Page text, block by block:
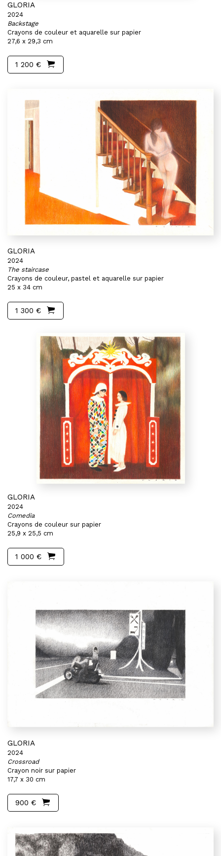
GLORIA
2024
Backstage
Crayons de couleur et aquarelle sur papier
27,6 x 29,3 cm
1 200 €
GLORIA
2024
The staircase
Crayons de couleur, pastel et aquarelle sur papier
25 x 34 cm
1 300 €
GLORIA
2024
Comedia
Crayons de couleur sur papier
25,9 x 25,5 cm
1 000 €
GLORIA
2024
Crossroad
Crayon noir sur papier
17,7 x 30 cm
900 €